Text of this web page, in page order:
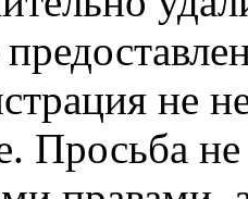
не
Просьба